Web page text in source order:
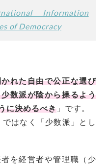
Information
of Democracy
れた自由で公正な選び
数派が陰から操るよう
に決めるべき」です。
はなく「少数派」とし
を経営者や管理職（少